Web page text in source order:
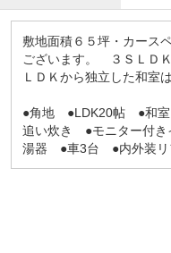
敷地面積６５坪・カース
ございます。 ３ＳＬＤ
ＬＤＫから独立した和室
●角地 ●LDK20帖 ●和
追い炊き ●モニター付
湯器 ●車3台 ●内外装リ